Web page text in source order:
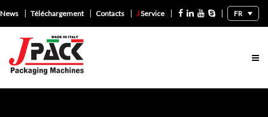
FR
News |Téléchargement|Contacts |JService